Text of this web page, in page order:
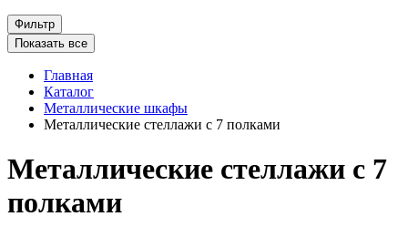
Фильтр
Показать все
Главная
Каталог
Металлические шкафы
Металлические стеллажи с 7 полками
Металлические стеллажи с 7
полками